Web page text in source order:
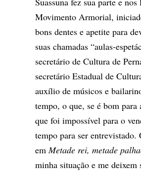
Movimento Armorial,
bons dentes e apetite para
suas chamadas “aulas-
secretário de Cultura de
secretário Estadual de
auxílio de músicos e
tempo, o que, se é bom
que foi impossível para o
tempo para ser
emMetade rei, metade
minha situação e me deixem